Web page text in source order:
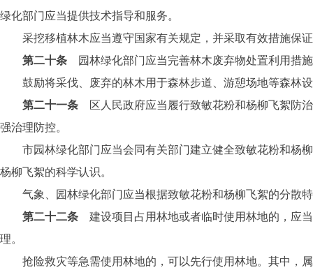
绿化部门应当提供技术指导和服务。
采挖移植林木应当遵守国家有关规定，并采取有效措施保
第二十条 园林绿化部门应当完善林木废弃物处置利用措
鼓励将采伐、废弃的林木用于森林步道、游憩场地等森林
第二十一条
区人民政府应当履行致敏花粉和杨柳飞絮防
强治理防控。
市园林绿化部门应当会同有关部门建立健全致敏花粉和杨柳
杨柳飞絮的科学认识。
气象、园林绿化部门应当根据致敏花粉和杨柳飞絮的分散特
第二十二条 建设项目占用林地或者临时使用林地的，应
理。
抢险救灾等急需使用林地的，可以先行使用林地。其中，属